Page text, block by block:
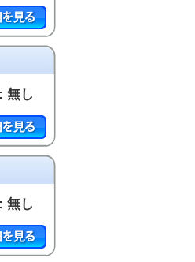
無し
無し